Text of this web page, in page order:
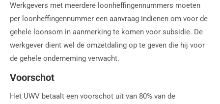
Werkgevers met meerdere loonheffingennummers moeten
per loonheffingennummer een aanvraag indienen om voor de
gehele loonsom in aanmerking te komen voor subsidie. De
werkgever dient wel de omzetdaling op te geven die hij voor
de gehele onderneming verwacht.
Voorschot
Het UWV betaalt een voorschot uit van 80% van de